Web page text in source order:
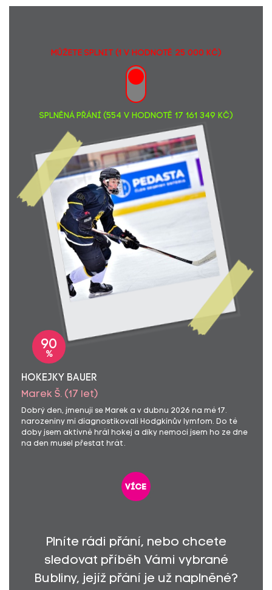
MŮŽETE SPLNIT (1 v hodnotě 25 000 Kč)
SPLNĚNÁ PŘÁNÍ (554 v hodnotě 17 161 349 Kč)
90
%
HOKEJKY BAUER
Marek Š. (17 let)
Dobrý den, jmenuji se Marek a v dubnu 2026 na mé 17.
narozeniny mi diagnostikovali Hodgkinův lymfom. Do té
doby jsem aktivně hrál hokej a díky nemoci jsem ho ze dne
na den musel přestat hrát.
více
Plníte rádi přání, nebo chcete
sledovat příběh Vámi vybrané
Bubliny, jejíž přání je už naplněné?